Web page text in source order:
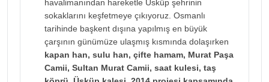
havalimanından hareketle Üsküp şehrinin
sokaklarını keşfetmeye çıkıyoruz. Osmanlı
tarihinde başkent dışına yapılmış en büyük
çarşının günümüze ulaşmış kısmında dolaşırken
kapan han, sulu han, çifte hamam, Murat Paşa
Camii, Sultan Murat Camii, saat kulesi, taş